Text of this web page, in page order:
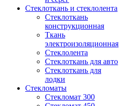
Стеклоткань и стеклолента
Стеклоткань
конструкционная
Ткань
электроизоляционная
Стеклолента
Стеклоткань для авто
Стеклоткань для
лодки
Стекломаты
Стекломат 300